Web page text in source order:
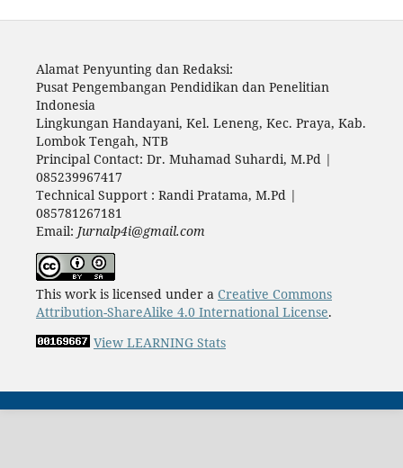
Alamat Penyunting dan Redaksi:
Pusat Pengembangan Pendidikan dan Penelitian
Indonesia
Lingkungan Handayani, Kel. Leneng, Kec. Praya, Kab.
Lombok Tengah, NTB
Principal Contact: Dr. Muhamad Suhardi, M.Pd |
085239967417
Technical Support : Randi Pratama, M.Pd |
085781267181
Email: Jurnalp4i@gmail.com
This work is licensed under a Creative Commons
Attribution-ShareAlike 4.0 International License.
View LEARNING Stats